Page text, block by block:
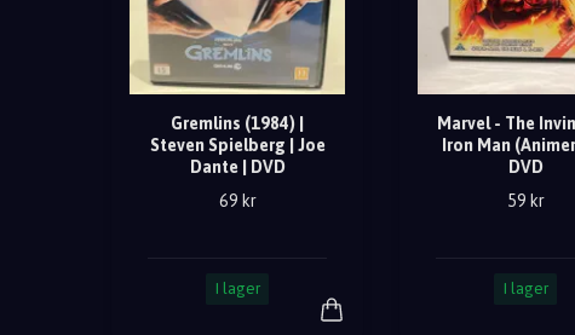
Gremlins (1984) |
Steven Spielberg | Joe
Dante | DVD
69 kr
I lager
Marvel - The
Iron Man
DVD
59 kr
I lager